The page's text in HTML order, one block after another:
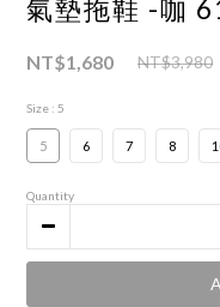
氣墊拖鞋 -咖
NT$1,680 NT$3,980
Size : 5
5 6 7 8
Quantity